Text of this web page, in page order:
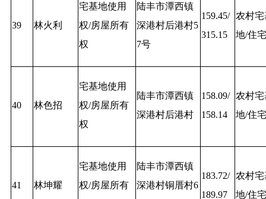
39 林火利
宅基地使用
权/房屋所有
权
陆丰市潭西镇
深港村后港村5
7号
159.45/
315.15
农村宅
地/住宅
40 林色招
宅基地使用
权/房屋所有
权
陆丰市潭西镇
深港村后港村
158.09/
158.14
农村宅
地/住宅
41 林坤耀
宅基地使用
权/房屋所有
陆丰市潭西镇
深港村铜厝村6
183.72/
189.97
农村宅
地/住宅